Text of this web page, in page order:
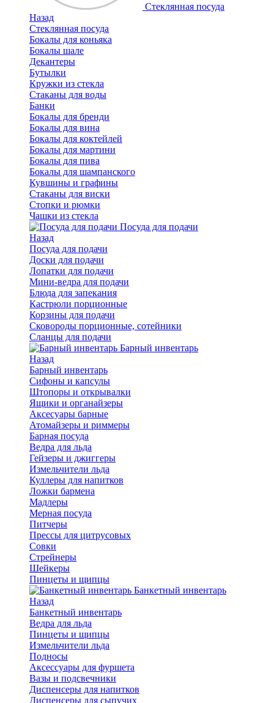
Стеклянная посуда
Назад
Стеклянная посуда
Бокалы для коньяка
Бокалы шале
Декантеры
Бутылки
Кружки из стекла
Стаканы для воды
Банки
Бокалы для бренди
Бокалы для вина
Бокалы для коктейлей
Бокалы для мартини
Бокалы для пива
Бокалы для шампанского
Кувшины и графины
Стаканы для виски
Стопки и рюмки
Чашки из стекла
Посуда для подачи
Назад
Посуда для подачи
Доски для подачи
Лопатки для подачи
Мини-ведра для подачи
Блюда для запекания
Кастрюли порционные
Корзины для подачи
Сковороды порционные, сотейники
Сланцы для подачи
Барный инвентарь
Назад
Барный инвентарь
Сифоны и капсулы
Штопоры и открывалки
Ящики и органайзеры
Аксесуары барные
Атомайзеры и риммеры
Барная посуда
Ведра для льда
Гейзеры и джиггеры
Измельчители льда
Куллеры для напитков
Ложки бармена
Мадлеры
Мерная посуда
Питчеры
Прессы для цитрусовых
Совки
Стрейнеры
Шейкеры
Пинцеты и щипцы
Банкетный инвентарь
Назад
Банкетный инвентарь
Ведра для льда
Пинцеты и щипцы
Измельчители льда
Подносы
Аксессуары для фуршета
Вазы и подсвечники
Диспенсеры для напитков
Диспенсеры для сыпучих